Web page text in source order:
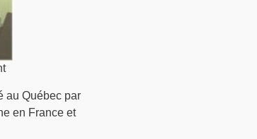
au Québec par
en France et